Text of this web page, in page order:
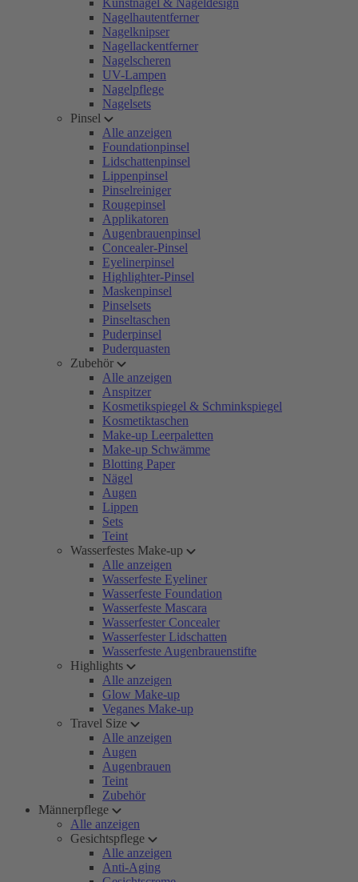
Kunstnägel & Nageldesign
Nagelhautentferner
Nagelknipser
Nagellackentferner
Nagelscheren
UV-Lampen
Nagelpflege
Nagelsets
Pinsel
Alle anzeigen
Foundationpinsel
Lidschattenpinsel
Lippenpinsel
Pinselreiniger
Rougepinsel
Applikatoren
Augenbrauenpinsel
Concealer-Pinsel
Eyelinerpinsel
Highlighter-Pinsel
Maskenpinsel
Pinselsets
Pinseltaschen
Puderpinsel
Puderquasten
Zubehör
Alle anzeigen
Anspitzer
Kosmetikspiegel & Schminkspiegel
Kosmetiktaschen
Make-up Leerpaletten
Make-up Schwämme
Blotting Paper
Nägel
Augen
Lippen
Sets
Teint
Wasserfestes Make-up
Alle anzeigen
Wasserfeste Eyeliner
Wasserfeste Foundation
Wasserfeste Mascara
Wasserfester Concealer
Wasserfester Lidschatten
Wasserfeste Augenbrauenstifte
Highlights
Alle anzeigen
Glow Make-up
Veganes Make-up
Travel Size
Alle anzeigen
Augen
Augenbrauen
Teint
Zubehör
Männerpflege
Alle anzeigen
Gesichtspflege
Alle anzeigen
Anti-Aging